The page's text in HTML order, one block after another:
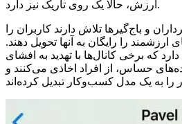
ارزش، حالا یک روی تاریک نیز دارد.
و باج‌گیرها تلاش دارند کاربران را
ارزشمند را رایگان به آنها تحویل دهند.
که برخی کانال‌ها با تهدید به افشای
حساس، از افراد اخاذی می‌کنند و